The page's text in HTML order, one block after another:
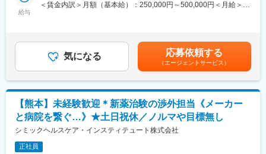
■ポジションの魅力：
を行っています。質の高い研究をリードすることが出来ます。
・熊本研究所は既存の創薬支援だけでなく、再生医療やPDX（抗
がん剤開発）など新たな試験技術の開発に注力しています。SDと
してより幅広い試験実績を作り、社会貢献を実感して頂きやすい
環境です。
変更の範囲：会社の定める業務
・試験データの確認・整理・記録および報告書作成業務
・SOPに基づく試験運営とコンプライアンス遵守、改善提案
・営業部門・クライアントとの技術的な打合せ、折衝対応
配属は非臨床事業部 創薬イノベーションセンター 研究第1ユニッ
ト 免疫・感染薬理グループです。グループリーダー1名、メンバ
ー22名（男性14名・女性9名）、平均年齢44歳と経験豊富な研究
者が多数在籍しています。中途入社者も多く、これまでのバック
グラウンドを尊重しながらOJTや社内外研修で段階的にSD業務を
お任せしていきます。専門性を高めたい方、安定した環境で長期
給与
＜賃金内訳＞月額（基本給）：250,000円～500,000円＜月給＞
を通じて上下する可能性があります。月給(月額)は固定手当を含め
た表記です。気になる 応募依頼する
（エージェントサービス）
【熊本】未経験歓迎＊新薬治験の渉外担当《メーカー
と病院を繋ぐ…》★土日祝休／ノルマや目標無し
シミックヘルスケア・インスティテュート株式会社
正社員